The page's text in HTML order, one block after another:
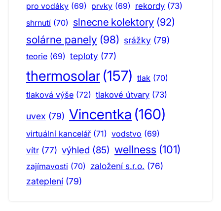
pro vodáky (69) prvky (69) rekordy (73)
shrnutí (70) slnecne kolektory (92)
solárne panely (98) srážky (79)
teorie (69) teploty (77)
thermosolar (157) tlak (70)
tlaková výše (72) tlakové útvary (73)
uvex (79) Vincentka (160)
virtuální kancelář (71) vodstvo (69)
vítr (77) výhled (85) wellness (101)
zajímavosti (70) založení s.r.o. (76)
zateplení (79)